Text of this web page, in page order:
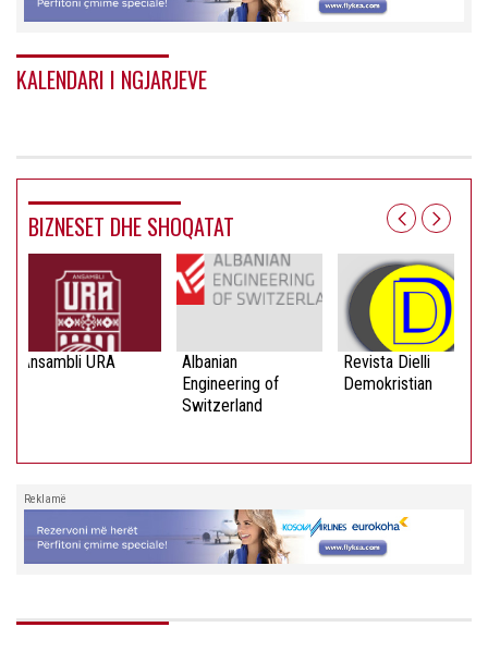
KALENDARI I NGJARJEVE
BIZNESET DHE SHOQATAT
Ansambli URA
Albanian
Engineering of
Switzerland
Revista Dielli
Demokristian
Reklamë